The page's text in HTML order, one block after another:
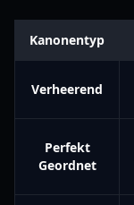
Kanonentyp
Verheerend
Perfekt
Geordnet